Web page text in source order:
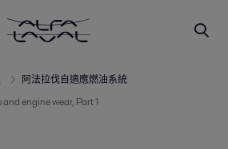
阿法拉伐自適應燃油系統
engine wear, Part 1